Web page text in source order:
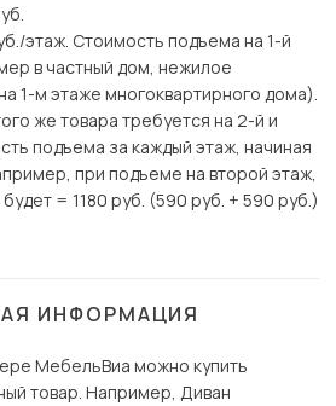
этаж. Стоимость подъема на 1-й
в частный дом, нежилое
1-м этаже многоквартирного дома).
же товара требуется на 2-й и
подъема за каждый этаж, начиная
при подъеме на второй этаж,
= 1180 руб. (590 руб. + 590 руб.)
ИНФОРМАЦИЯ
МебельВиа можно купить
товар. Например, Диван